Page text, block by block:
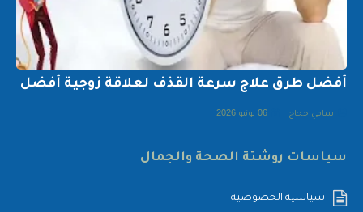
أفضل طرق علاج سرعة القذف لعلاقة زوجية أفضل
سامي حجاج 06 يونيو 2026
سياسات روشتة الصحة والجمال
سياسية الخصوصية